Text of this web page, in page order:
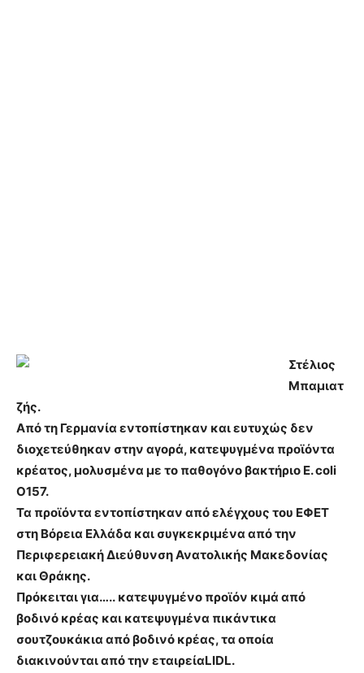
Στέλιος
Μπαμιατ
ζής.
Από τη Γερμανία εντοπίστηκαν και ευτυχώς δεν
διοχετεύθηκαν στην αγορά, κατεψυγμένα προϊόντα
κρέατος, μολυσμένα με το παθογόνο βακτήριο E. coli
O157.
Τα προϊόντα εντοπίστηκαν από ελέγχους του ΕΦΕΤ
στη Βόρεια Ελλάδα και συγκεκριμένα από την
Περιφερειακή Διεύθυνση Ανατολικής Μακεδονίας
και Θράκης.
Πρόκειται για….. κατεψυγμένο προϊόν κιμά από
βοδινό κρέας και κατεψυγμένα πικάντικα
σουτζουκάκια από βοδινό κρέας, τα οποία
διακινούνται από την εταιρείαLIDL.